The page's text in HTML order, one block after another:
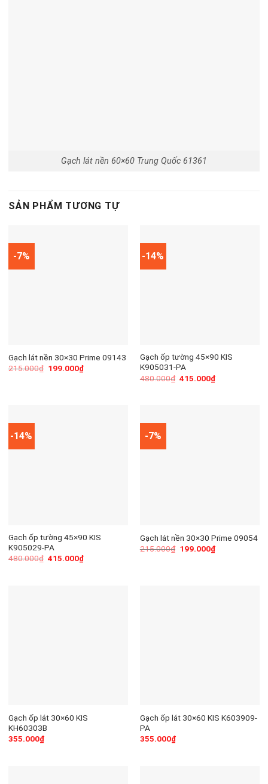
Gạch lát nền 60×60 Trung Quốc 61361
SẢN PHẨM TƯƠNG TỰ
-7%
Gạch lát nền 30×30 Prime 09143
215.000₫ 199.000₫
-14%
Gạch ốp tường 45×90 KIS
K905031-PA
480.000₫ 415.000₫
-14%
Gạch ốp tường 45×90 KIS
K905029-PA
480.000₫ 415.000₫
-7%
Gạch lát nền 30×30 Prime 09054
215.000₫ 199.000₫
Gạch ốp lát 30×60 KIS
KH60303B
355.000₫
Gạch ốp lát 30×60 KIS K603909-
PA
355.000₫